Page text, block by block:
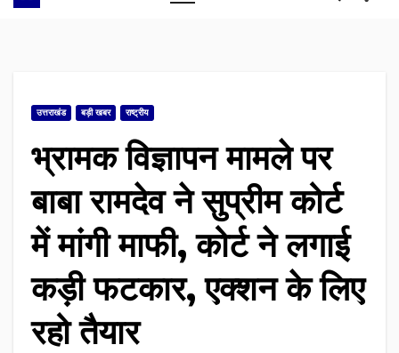
उत्तराखंड बड़ी खबर राष्ट्रीय
भ्रामक विज्ञापन मामले पर
बाबा रामदेव ने सुप्रीम कोर्ट
में मांगी माफी, कोर्ट ने लगाई
कड़ी फटकार, एक्शन के लिए
रहो तैयार